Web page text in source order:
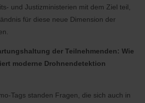
und Justizministerien mit dem Ziel teil,
für diese neue Dimension der
der Teilnehmenden: Wie
moderne Drohnendetektion
Tags standen Fragen, die sich auch in